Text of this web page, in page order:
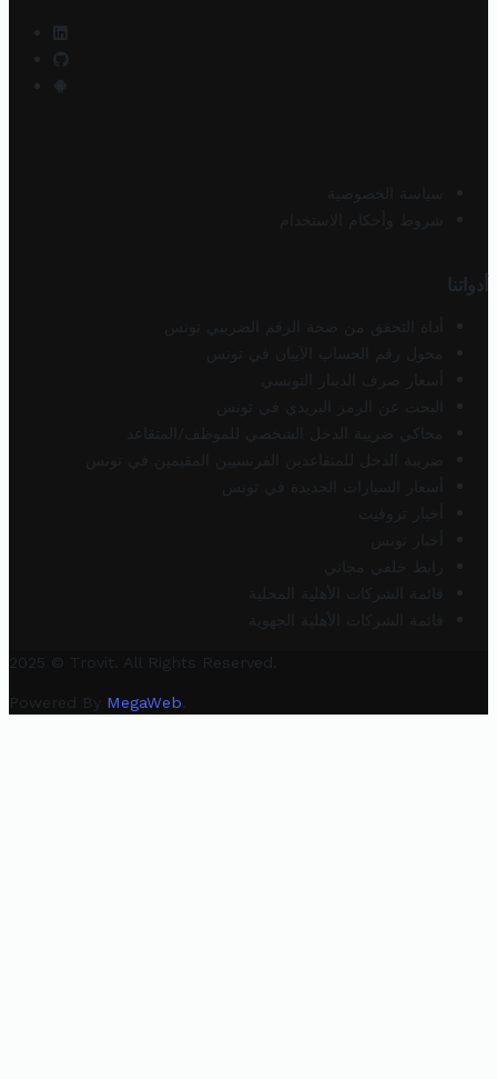
سياسة الخصوصية
شروط وأحكام الاستخدام
أدواتنا
أداة التحقق من صحة الرقم الضريبي تونس
محول رقم الحساب الآيبان في تونس
أسعار صرف الدينار التونسي
البحث عن الرمز البريدي في تونس
محاكي ضريبة الدخل الشخصي للموظف/المتقاعد
ضريبة الدخل للمتقاعدين الفرنسيين المقيمين في تونس
أسعار السيارات الجديدة في تونس
أخبار تروفيت
أخبار تونس
رابط خلفي مجاني
قائمة الشركات الأهلية المحلية
قائمة الشركات الأهلية الجهوية
2025 © Trovit. All Rights Reserved.
Powered By MegaWeb